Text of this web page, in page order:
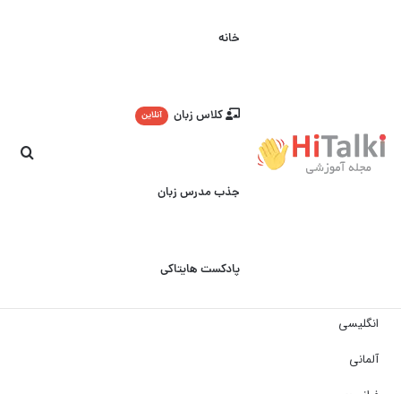
خانه
کلاس زبان آنلاین
جذب مدرس زبان
پادکست هایتاکی
انگلیسی
آلمانی